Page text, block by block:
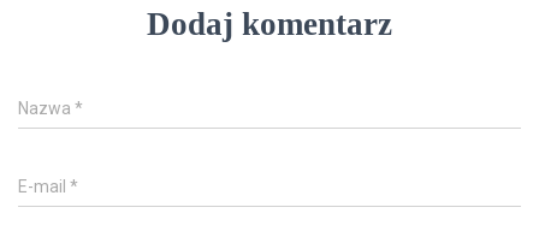
Dodaj komentarz
Nazwa *
E-mail *